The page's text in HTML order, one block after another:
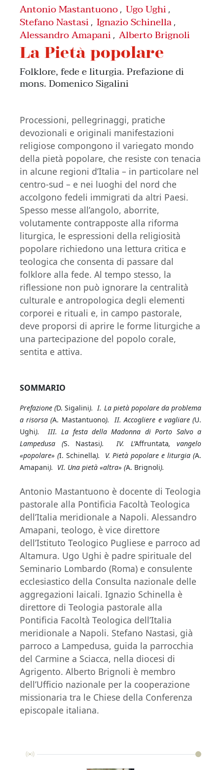
Antonio Mastantuono , Ugo Ughi ,
Stefano Nastasi , Ignazio Schinella ,
Alessandro Amapani , Alberto Brignoli
La Pietà popolare
Folklore, fede e liturgia. Prefazione di
mons. Domenico Sigalini
Processioni, pellegrinaggi, pratiche
devozionali e originali manifestazioni
religiose compongono il variegato mondo
della pietà popolare, che resiste con tenacia
in alcune regioni d’Italia – in particolare nel
centro-sud – e nei luoghi del nord che
accolgono fedeli immigrati da altri Paesi.
Spesso messe all’angolo, aborrite,
volutamente contrapposte alla riforma
liturgica, le espressioni della religiosità
popolare richiedono una lettura critica e
teologica che consenta di passare dal
folklore alla fede. Al tempo stesso, la
riflessione non può ignorare la centralità
culturale e antropologica degli elementi
corporei e rituali e, in campo pastorale,
deve proporsi di aprire le forme liturgiche a
una partecipazione del popolo corale,
sentita e attiva.
SOMMARIO
Prefazione (D. Sigalini). I. La pietà popolare da problema
a risorsa (A. Mastantuono). II. Accogliere e vagliare (U.
Ughi). III. La festa della Madonna di Porto Salvo a
Lampedusa (S. Nastasi). IV. L’Affruntata, vangelo
«popolare» (I. Schinella). V. Pietà popolare e liturgia (A.
Amapani). VI. Una pietà «altra» (A. Brignoli).
Antonio Mastantuono è docente di Teologia
pastorale alla Pontificia Facoltà Teologica
dell’Italia meridionale a Napoli. Alessandro
Amapani, teologo, è vice direttore
dell’Istituto Teologico Pugliese e parroco ad
Altamura. Ugo Ughi è padre spirituale del
Seminario Lombardo (Roma) e consulente
ecclesiastico della Consulta nazionale delle
aggregazioni laicali. Ignazio Schinella è
direttore di Teologia pastorale alla
Pontificia Facoltà Teologica dell’Italia
meridionale a Napoli. Stefano Nastasi, già
parroco a Lampedusa, guida la parrocchia
del Carmine a Sciacca, nella diocesi di
Agrigento. Alberto Brignoli è membro
dell’Ufficio nazionale per la cooperazione
missionaria tra le Chiese della Conferenza
episcopale italiana.